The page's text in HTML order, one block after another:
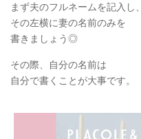
まず夫のフルネームを記入し、
その左横に妻の名前のみを
書きましょう◎
その際、自分の名前は
自分で書くことが大事です。